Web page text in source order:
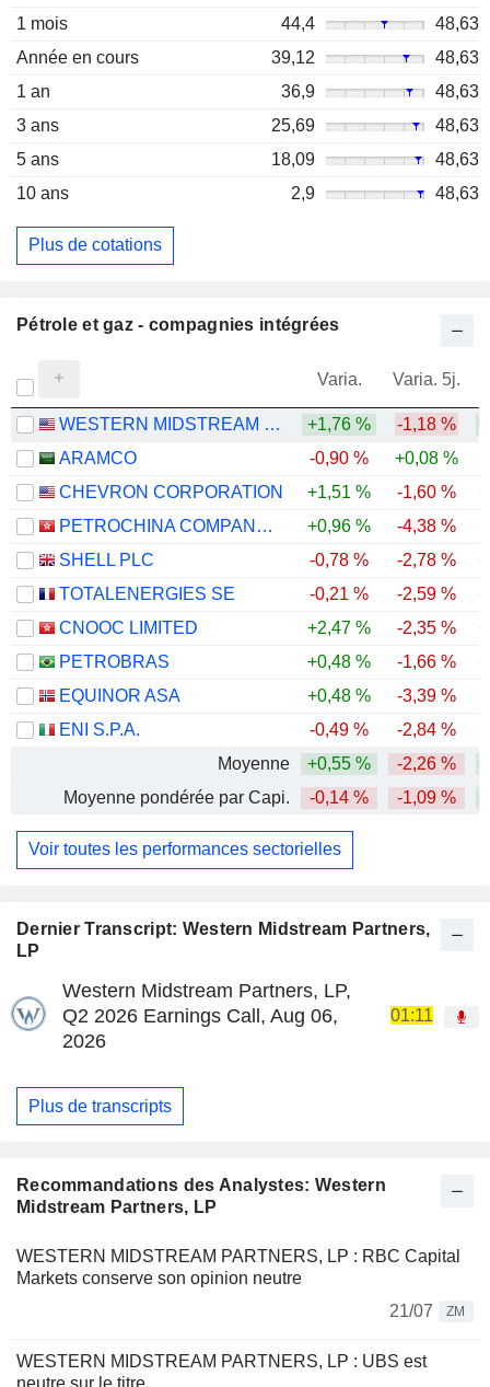
Dernier Transcript: Western Midstream Partners,
LP
Western Midstream Partners, LP,
Q2 2026 Earnings Call, Aug 06,
2026
01:11
Plus de transcripts
Recommandations des Analystes: Western
Midstream Partners, LP
WESTERN MIDSTREAM PARTNERS, LP : RBC Capital
Markets conserve son opinion neutre
21/07
ZM
WESTERN MIDSTREAM PARTNERS, LP : UBS est
1 mois
44,4
48,63
Année en cours
39,12
48,63
1 an
36,9
48,63
3 ans
25,69
48,63
5 ans
18,09
48,63
10 ans
2,9 48,63
Plus de cotations
Pétrole et gaz - compagnies intégrées
Varia. Varia. 5j.
WESTERN MIDSTREAM PARTNERS, LP +1,76 % -1,18 %
ARAMCO
-0,90 % +0,08 %
CHEVRON CORPORATION
+1,51 % -1,60 %
PETROCHINA COMPANY LIMITED
+0,96 % -4,38 %
SHELL PLC
-0,78 % -2,78 %
TOTALENERGIES SE
-0,21 % -2,59 %
CNOOC LIMITED
+2,47 % -2,35 %
PETROBRAS
+0,48 % -1,66 %
EQUINOR ASA
+0,48 % -3,39 %
ENI S.P.A.
-0,49 % -2,84 %
Moyenne
+0,55 % -2,26 %
Moyenne pondérée par Capi.
-0,14 % -1,09 %
Voir toutes les performances sectorielles